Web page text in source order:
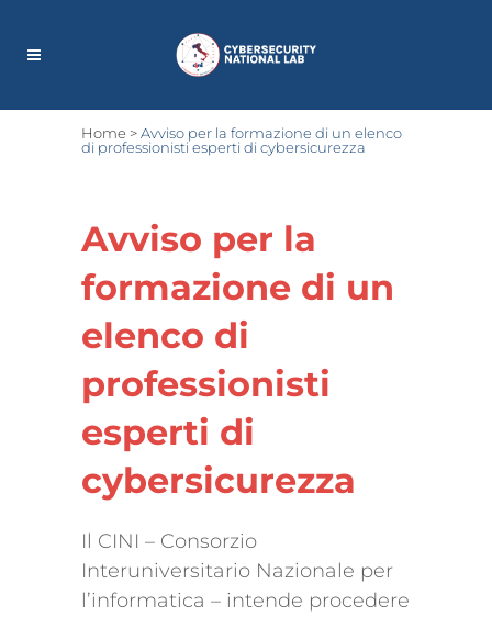
Home >Avviso per la formazione di un elenco
di professionisti esperti di cybersicurezza
Avviso per la
formazione di un
elenco di
professionisti
esperti di
cybersicurezza
Il CINI – Consorzio
Interuniversitario Nazionale per
l’informatica – intende procedere